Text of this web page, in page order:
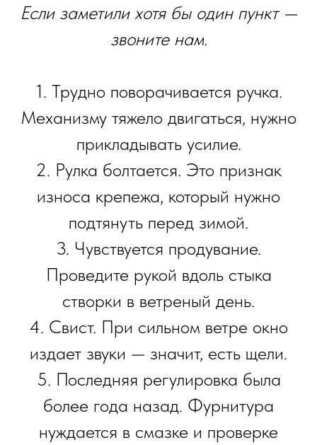
Если заметили хотя бы один пункт —
звоните нам.
1. Трудно поворачивается ручка.
Механизму тяжело двигаться, нужно
прикладывать усилие.
2. Рулка болтается. Это признак
износа крепежа, который нужно
подтянуть перед зимой.
3. Чувствуется продувание.
Проведите рукой вдоль стыка
створки в ветреный день.
4. Свист. При сильном ветре окно
издает звуки — значит, есть щели.
5. Последняя регулировка была
более года назад. Фурнитура
нуждается в смазке и проверке